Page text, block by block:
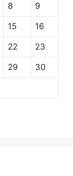
8 9
15 16
22 23
29 30